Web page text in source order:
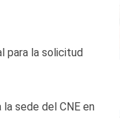
para la solicitud
sede del CNE en